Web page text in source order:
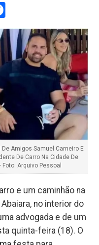
Amigos Samuel Carneiro E
De Carro Na Cidade De
Arquivo Pessoal
e um caminhão na
no interior do
advogada e de um
quinta-feira (18). O